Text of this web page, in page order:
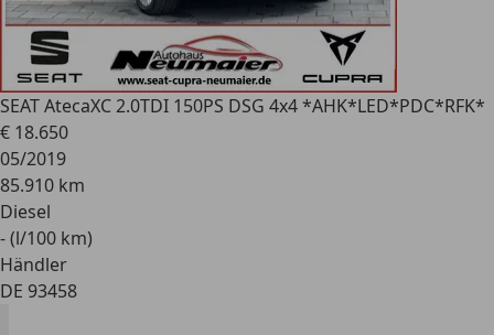
SEAT AtecaXC 2.0TDI 150PS DSG 4x4 *AHK*LED*PDC*RFK*
€ 18.650
05/2019
85.910 km
Diesel
- (l/100 km)
Händler
DE 93458